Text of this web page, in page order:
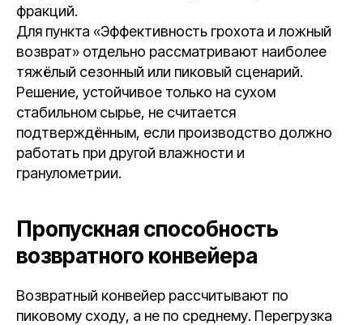
фракций.
Для пункта «Эффективность грохота и ложный
возврат» отдельно рассматривают наиболее
тяжёлый сезонный или пиковый сценарий.
Решение, устойчивое только на сухом
стабильном сырье, не считается
подтверждённым, если производство должно
работать при другой влажности и
гранулометрии.
Пропускная способность
возвратного конвейера
Возвратный конвейер рассчитывают по
пиковому сходу, а не по среднему. Перегрузка